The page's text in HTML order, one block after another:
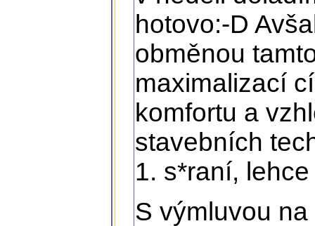
hotovo:-D
obměnou
maximalizací
komfortu a
stavebních
1. s*raní,
S výmluvou